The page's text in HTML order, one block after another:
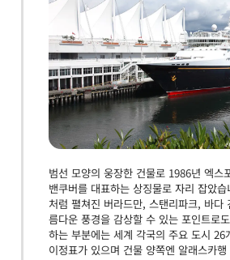
범선 모양의 웅장한 건물로 1986년 엑스
밴쿠버를 대표하는 상징물로 자리 잡았
처럼 펼쳐진 버라드만, 스탠리파크, 바다
름다운 풍경을 감상할 수 있는 포인트로
하는 부분에는 세계 각국의 주요 도시 26
이정표가 있으며 건물 양쪽엔 알래스카